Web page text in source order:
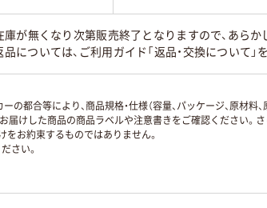
庫が無くなり次第販売終了となりますので、あら
については、ご利用ガイド「返品・交換について」
都合等により、商品規格・仕様（容量、パッケージ、原材
けした商品の商品ラベルや注意書きをご確認ください。
をお約束するものではありません。
さい。